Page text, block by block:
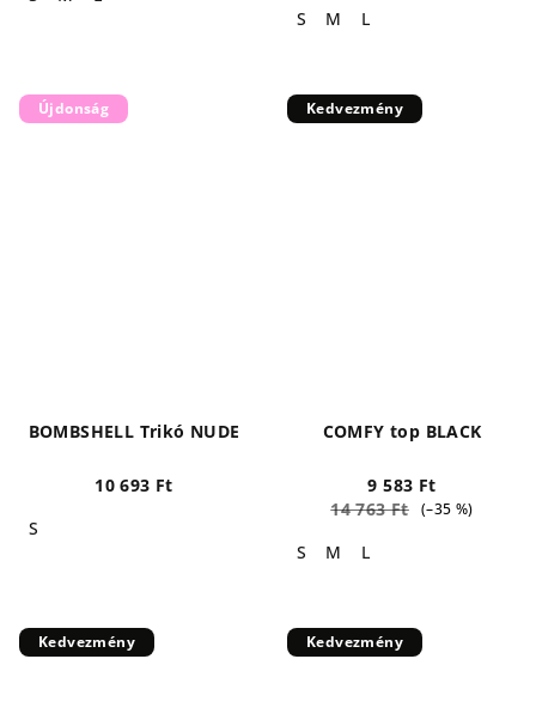
S M L
Újdonság
BOMBSHELL Trikó NUDE
10 693 Ft
S
Kedvezmény
COMFY top BLACK
9 583 Ft
14 763 Ft (–35 %)
S M L
Kedvezmény Kedvezmény